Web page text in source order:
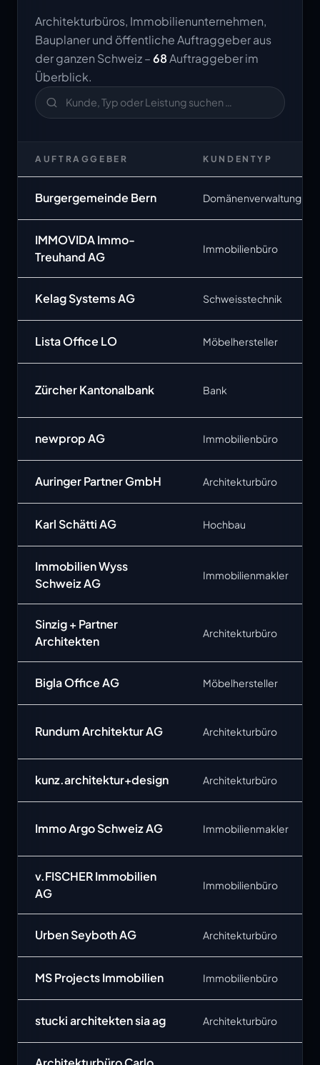
Architekturbüros, Immobilienunternehmen,
Bauplaner und öffentliche Auftraggeber aus
der ganzen Schweiz –68Auftraggeber im
Überblick.
AUFTRAGGEBER KUNDENTYP
Burgergemeinde Bern Domänenverwaltung
IMMOVIDA Immo-
Treuhand AG
Immobilienbüro
Kelag Systems AG Schweisstechnik
Lista Office LO Möbelhersteller
Zürcher Kantonalbank Bank
newprop AG Immobilienbüro
Auringer Partner GmbH Architekturbüro
Karl Schätti AG Hochbau
Immobilien Wyss
Schweiz AG
Immobilienmakler
Sinzig + Partner
Architekten
Architekturbüro
Bigla Office AG Möbelhersteller
Rundum Architektur AG Architekturbüro
kunz.architektur+design Architekturbüro
Immo Argo Schweiz AG Immobilienmakler
v.FISCHER Immobilien
AG
Immobilienbüro
Urben Seyboth AG Architekturbüro
MS Projects Immobilien Immobilienbüro
stucki architekten sia ag Architekturbüro